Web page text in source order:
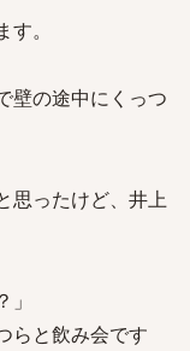
。
壁の途中にくっつ
思ったけど、井上
らと飲み会です